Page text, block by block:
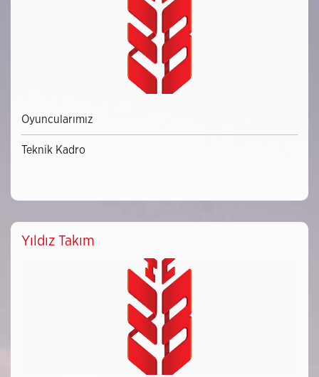
Oyuncularımız
Teknik Kadro
Yıldız Takım